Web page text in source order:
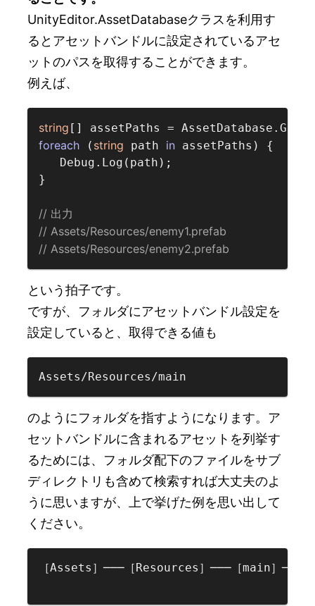
UnityEditor.AssetDatabaseクラスを利用す
るとアセットバンドルに設定されているアセ
ットのパスを取得することができます。
例えば、
string [] assetPaths =
foreach ( string path in assetPaths) {
   Debug.Log(path);
}
// 出力
// Assets/Resources/enemy1.prefab
// Assets/Resources/enemy2.prefab
という拍子です。
ですが、フォルダにアセットバンドル設定を
設定していると、取得できる値も
Assets/Resources/main
のようにフォルダを指すようになります。ア
セットバンドルに含まれるアセットを列挙す
るためには、フォルダ配下のファイルをサブ
ディレクトリも含めて検索すれば大丈夫のよ
うに思いますが、上で挙げた例を思い出して
ください。
［Assets］───［Resources］───［main］─┬─